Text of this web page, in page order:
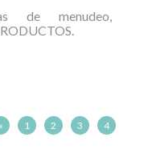
de menudeo,
« 1 2 3 4